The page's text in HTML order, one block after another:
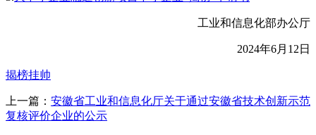
工业和信息化部办公厅
2024年6月12日
揭榜挂帅
上一篇： 安徽省工业和信息化厅关于通过安徽省技术创新示范
复核评价企业的公示